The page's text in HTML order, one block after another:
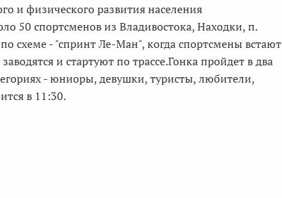
и физического развития населения
50 спортсменов из Владивостока, Находки, п.
схеме - "спринт Ле-Ман", когда спортсмены встают
и стартуют по трассе.Гонка пройдет в два
- юниоры, девушки, туристы, любители,
в 11:30.